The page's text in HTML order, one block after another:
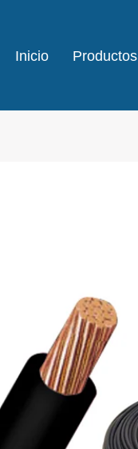
Inicio Productos